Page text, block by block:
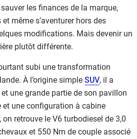
les finances de la marque,
même s’aventurer hors des
modifications. Mais devenir un
plutôt différente.
subi une transformation
À l’origine simple SUV, il a
une grande partie de son pavillon
et une configuration à cabine
retrouve le V6 turbodiesel de 3,0
et 550 Nm de couple associé